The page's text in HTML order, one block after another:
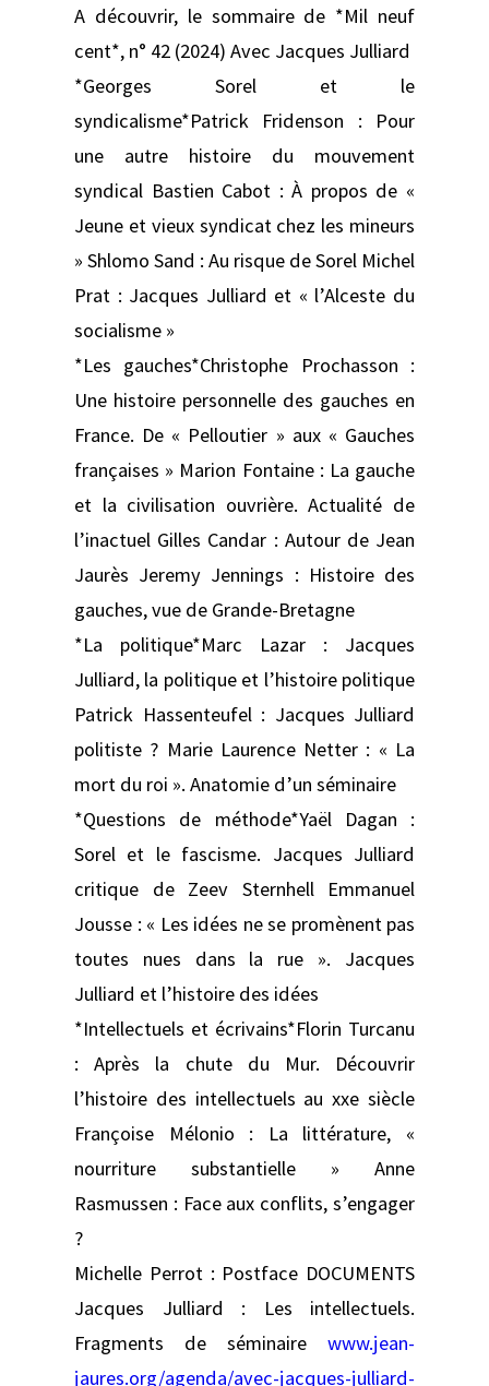
A découvrir, le sommaire de *Mil neuf
cent*, n° 42 (2024) Avec Jacques Julliard
*Georges Sorel et le
syndicalisme*Patrick Fridenson : Pour
une autre histoire du mouvement
syndical Bastien Cabot : À propos de «
Jeune et vieux syndicat chez les mineurs
» Shlomo Sand : Au risque de Sorel Michel
Prat : Jacques Julliard et « l’Alceste du
socialisme »
*Les gauches*Christophe Prochasson :
Une histoire personnelle des gauches en
France. De « Pelloutier » aux « Gauches
françaises » Marion Fontaine : La gauche
et la civilisation ouvrière. Actualité de
l’inactuel Gilles Candar : Autour de Jean
Jaurès Jeremy Jennings : Histoire des
gauches, vue de Grande-Bretagne
*La politique*Marc Lazar : Jacques
Julliard, la politique et l’histoire politique
Patrick Hassenteufel : Jacques Julliard
politiste ? Marie Laurence Netter : « La
mort du roi ». Anatomie d’un séminaire
*Questions de méthode*Yaël Dagan :
Sorel et le fascisme. Jacques Julliard
critique de Zeev Sternhell Emmanuel
Jousse : « Les idées ne se promènent pas
toutes nues dans la rue ». Jacques
Julliard et l’histoire des idées
*Intellectuels et écrivains*Florin Turcanu
: Après la chute du Mur. Découvrir
l’histoire des intellectuels au xxe siècle
Françoise Mélonio : La littérature, «
nourriture substantielle » Anne
Rasmussen : Face aux conflits, s’engager
?
Michelle Perrot : Postface DOCUMENTS
Jacques Julliard : Les intellectuels.
Fragments de séminaire www.jean-
jaures.org/agenda/avec-jacques-julliard-